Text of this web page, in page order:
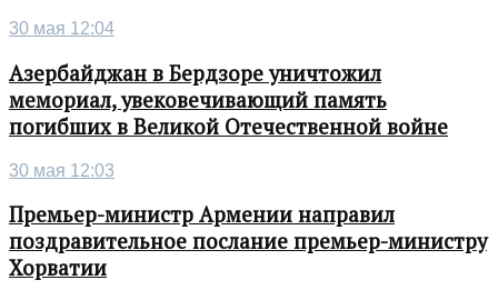
30 мая 12:04
Азербайджан в Бердзоре уничтожил
мемориал, увековечивающий память
погибших в Великой Отечественной войне
30 мая 12:03
Премьер-министр Армении направил
поздравительное послание премьер-министру
Хорватии